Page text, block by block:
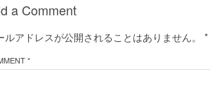
a Comment
ルアドレスが公開されることはありません。 *
*